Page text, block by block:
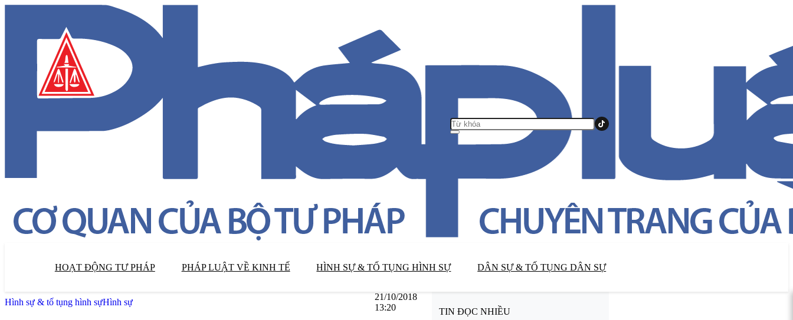
HOẠT ĐỘNG TƯ PHÁP PHÁP LUẬT VỀ KINH TẾ HÌNH SỰ & TỐ TỤNG HÌNH SỰ DÂN SỰ & TỐ TỤNG DÂN SỰ
Hình sự & tố tụng hình sựHình sự
21/10/2018
13:20
TIN ĐỌC NHIỀU